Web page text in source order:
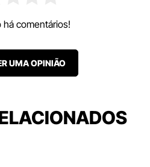
há comentários!
UMA OPINIÃO